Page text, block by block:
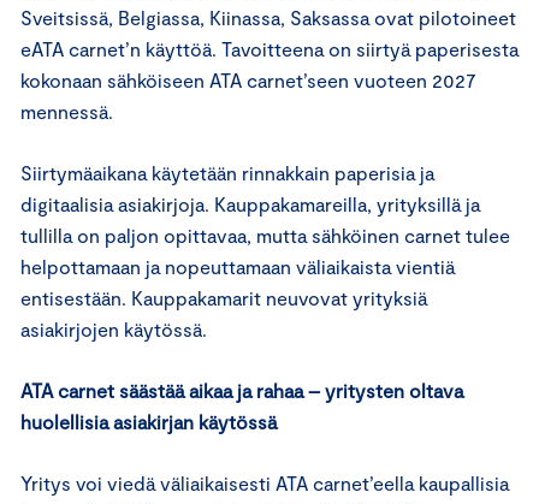
Sveitsissä, Belgiassa, Kiinassa, Saksassa ovat pilotoineet
eATA carnet’n käyttöä. Tavoitteena on siirtyä paperisesta
kokonaan sähköiseen ATA carnet’seen vuoteen 2027
mennessä.
Siirtymäaikana käytetään rinnakkain paperisia ja
digitaalisia asiakirjoja. Kauppakamareilla, yrityksillä ja
tullilla on paljon opittavaa, mutta sähköinen carnet tulee
helpottamaan ja nopeuttamaan väliaikaista vientiä
entisestään. Kauppakamarit neuvovat yrityksiä
asiakirjojen käytössä.
ATA carnet säästää aikaa ja rahaa – yritysten oltava
huolellisia asiakirjan käytössä
Yritys voi viedä väliaikaisesti ATA carnet’eella kaupallisia